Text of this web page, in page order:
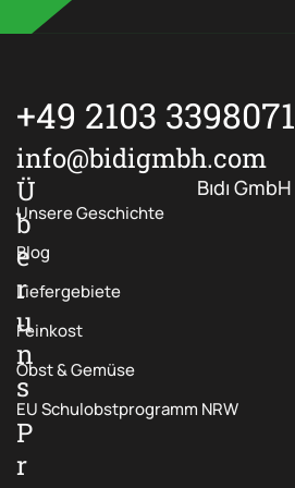
+49 2103 3398071
info@bidigmbh.com
Ü
b
e
r
u
n
s
P
r
Bıdı GmbH
Unsere Geschichte
Blog
Liefergebiete
Feinkost
Obst & Gemüse
EU Schulobstprogramm NRW